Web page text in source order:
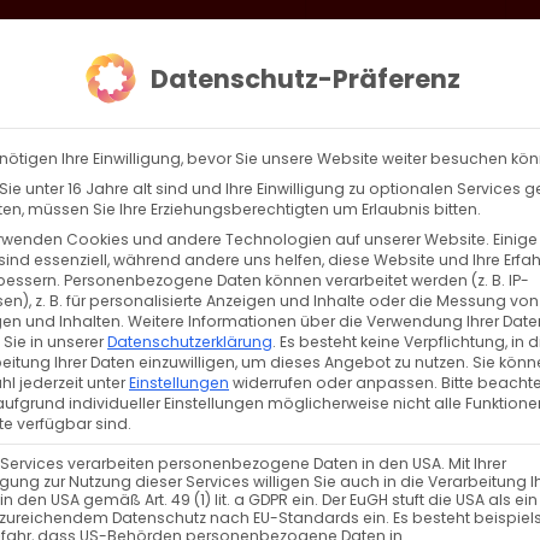
Zurück Vor
Datenschutz-Präferenz
Ihre Einwilligung, bevor Sie unsere Website weiter besuchen
unter 16 Jahre alt sind und Ihre Einwilligung zu optionalen Services
müssen Sie Ihre Erziehungsberechtigten um Erlaubnis bitten.
Cookies und andere Technologien auf unserer Website.
essenziell, während andere uns helfen, diese Website und Ihre
Personenbezogene Daten können verarbeitet werden (z. B. IP-
z. B. für personalisierte Anzeigen und Inhalte oder die Messung von
und Inhalten. Weitere Informationen über die Verwendung Ihrer
in unsererDatenschutzerklärung. Es besteht keine Verpflichtung, in
Ihrer Daten einzuwilligen, um dieses Angebot zu nutzen. Sie
jederzeit unterEinstellungen widerrufen oder anpassen. Bitte
individueller Einstellungen möglicherweise nicht alle
verfügbar sind.
verarbeiten personenbezogene Daten in den USA. Mit Ihrer
zur Nutzung dieser Services willigen Sie auch in die Verarbeitung
den USA gemäß Art. 49 (1) lit. a GDPR ein. Der EuGH stuft die USA als
Datenschutz nach EU-Standards ein. Es besteht
dass US-Behörden personenbezogene Daten in